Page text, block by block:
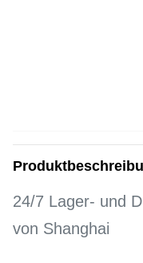
24/7 Lager- und
von Shanghai